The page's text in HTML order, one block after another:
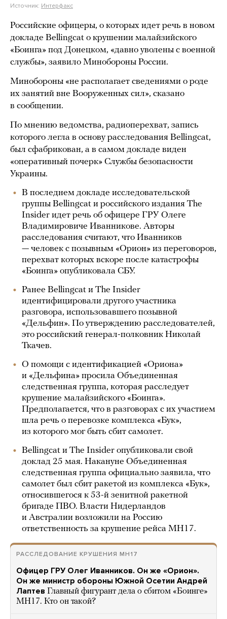
Источник: Интерфакс
Российские офицеры, о которых идет речь в новом
докладе Bellingcat о крушении малайзийского
«Боинга» под Донецком, «давно уволены с военной
службы», заявило Минобороны России.
Минобороны «не располагает сведениями о роде
их занятий вне Вооруженных сил», сказано
в сообщении.
По мнению ведомства, радиоперехват, запись
которого легла в основу расследования Bellingcat,
был сфабрикован, а в самом докладе виден
«оперативный почерк» Службы безопасности
Украины.
В последнем докладе исследовательской
группы Bellingcat и российского издания The
Insider идет речь об офицере ГРУ Олеге
Владимировиче Иванникове. Авторы
расследования считают, что Иванников
— человек с позывным «Орион» из переговоров,
перехват которых вскоре после катастрофы
«Боинга» опубликовала СБУ.
Ранее Bellingcat и The Insider
идентифицировали другого участника
разговора, использовавшего позывной
«Дельфин». По утверждению расследователей,
это российский генерал-полковник Николай
Ткачев.
О помощи с идентификацией «Ориона»
и «Дельфина» просила Объединенная
следственная группа, которая расследует
крушение малайзийского «Боинга».
Предполагается, что в разговорах с их участием
шла речь о перевозке комплекса «Бук»,
из которого мог быть сбит самолет.
Bellingcat и The Insider опубликовали свой
доклад 25 мая. Накануне Объединенная
следственная группа официально заявила, что
самолет был сбит ракетой из комплекса «Бук»,
относившегося к 53-й зенитной ракетной
бригаде ПВО. Власти Нидерландов
и Австралии возложили на Россию
ответственность за крушение рейса MH17.
РАССЛЕДОВАНИЕ КРУШЕНИЯ MH17
Офицер ГРУ Олег Иванников. Он же «Орион».
Он же министр обороны Южной Осетии Андрей
Лаптев Главный фигурант дела о сбитом «Боинге»
MH17. Кто он такой?